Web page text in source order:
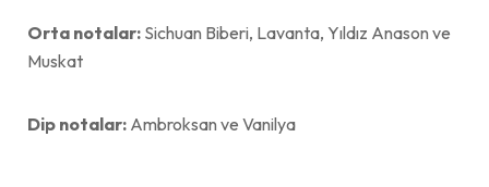
Orta notalar: Sichuan Biberi, Lavanta, Yıldız Anason ve
Muskat
Dip notalar: Ambroksan ve Vanilya